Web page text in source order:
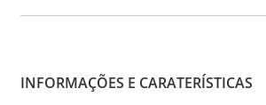
INFORMAÇÕES E CARATERÍSTICAS